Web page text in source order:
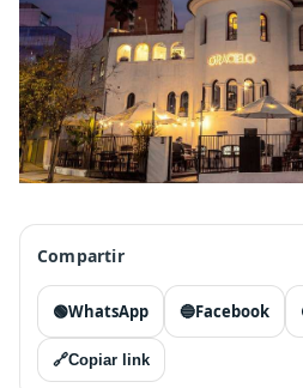
Compartir
🟢WhatsApp 🔵Facebook
🔗Copiar link